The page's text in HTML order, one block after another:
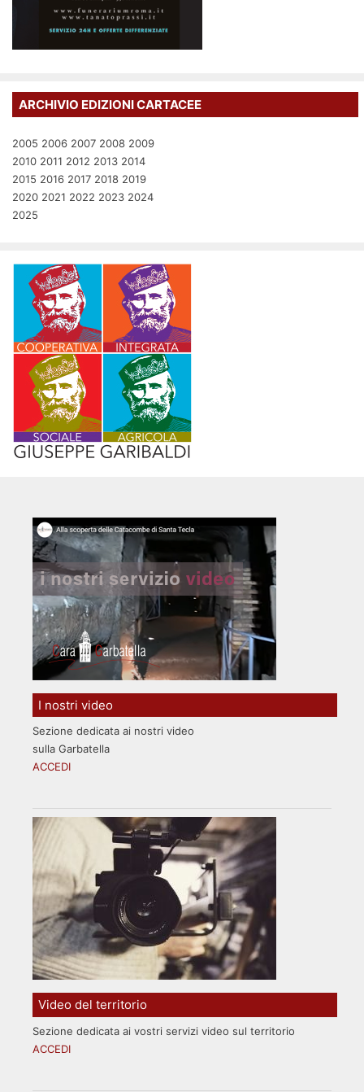
ARCHIVIO EDIZIONI CARTACEE
2005 2006 2007 2008 2009
2010 2011 2012 2013 2014
2015 2016 2017 2018 2019
2020 2021 2022 2023 2024
2025
I nostri video
Sezione dedicata ai nostri video
sulla Garbatella
ACCEDI
Video del territorio
Sezione dedicata ai vostri servizi video sul territorio
ACCEDI